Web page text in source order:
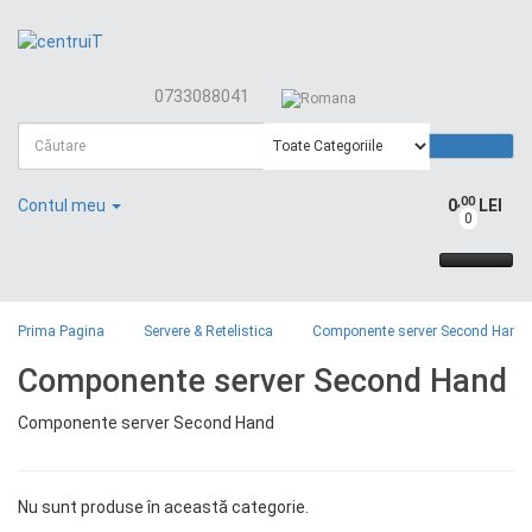
0733088041
Contul meu
0
0,00LEI
Prima Pagina Servere & Retelistica Componente server Second Hand
Componente server Second Hand
Componente server Second Hand
Nu sunt produse în această categorie.